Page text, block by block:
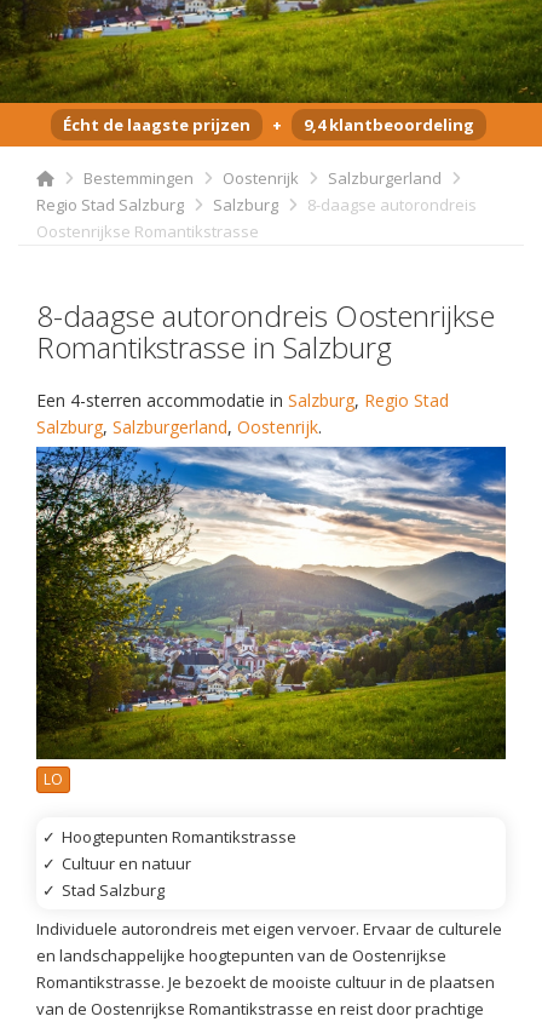
Écht de laagste prijzen + 9,4 klantbeoordeling
Bestemmingen Oostenrijk
Salzburgerland
Regio Stad Salzburg
Salzburg
8-daagse autorondreis
Oostenrijkse Romantikstrasse
8-daagse autorondreis Oostenrijkse
Romantikstrasse in Salzburg
Een 4-sterren accommodatie in Salzburg, Regio Stad
Salzburg, Salzburgerland, Oostenrijk.
LO
✓ Hoogtepunten Romantikstrasse
✓ Cultuur en natuur
✓ Stad Salzburg
Individuele autorondreis met eigen vervoer. Ervaar de culturele
en landschappelijke hoogtepunten van de Oostenrijkse
Romantikstrasse. Je bezoekt de mooiste cultuur in de plaatsen
van de Oostenrijkse Romantikstrasse en reist door prachtige